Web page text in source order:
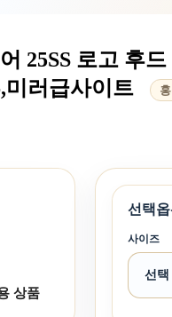
25SS 로고 후
미러급사이트
상품
선택옵
사이즈